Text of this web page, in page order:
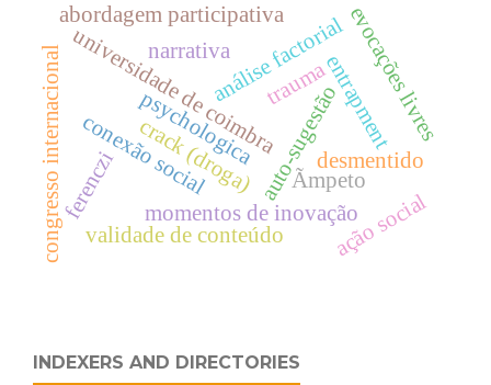
auto-sugestão
universidade de coimbra
psychologica
análise factorial
narrativa
momentos de inovação
entrapment
evocações livres
congresso internacional crack (droga)
validade de conteúdo
abordagem participativa
conexão social
ação social
ferenczi
trauma
desmentido
Ãmpeto
INDEXERS AND DIRECTORIES